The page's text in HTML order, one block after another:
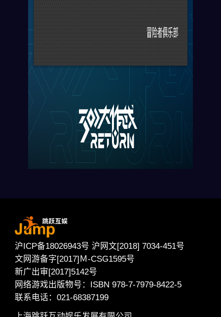
沪ICP备18026943号 沪网文[2018] 7034-451号
文网游备字[2017]Ｍ-CSG1595号
新广出审[2017]5142号
网络游戏出版物号：ISBN 978-7-7979-8422-5
联系电话：021-68387199